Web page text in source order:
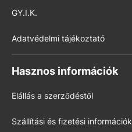
GY.I.K.
Adatvédelmi tájékoztató
Hasznos információk
Elállás a szerződéstől
Szállítási és fizetési információk